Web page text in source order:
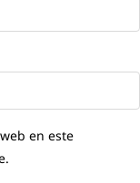
en este